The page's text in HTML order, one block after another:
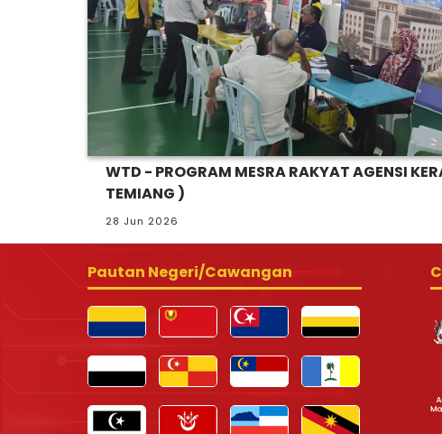
WTD - PROGRAM MESRA RAKYAT AGENSI
TEMIANG )
28 Jun 2026
Pautan Negeri/Cawangan